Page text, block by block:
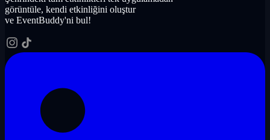
görüntüle, kendi etkinliğini oluştur
ve EventBuddy'ni bul!